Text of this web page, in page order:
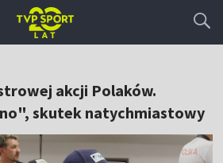
akcji Polaków.
skutek natychmiastowy